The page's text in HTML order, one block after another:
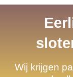
Wij krijgen